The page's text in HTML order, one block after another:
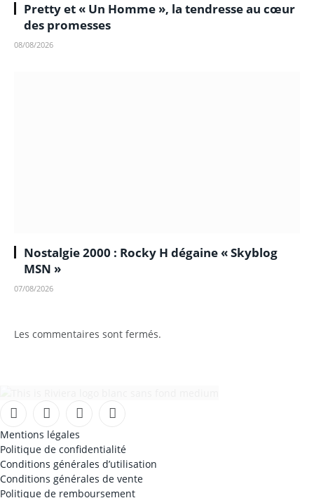
Pretty et « Un Homme », la tendresse au cœur
des promesses
08/08/2026
Nostalgie 2000 : Rocky H dégaine « Skyblog
MSN »
07/08/2026
Les commentaires sont fermés.
FacebookInstagramTikTok
YouTube
Mentions légales
Politique de confidentialité
Conditions générales d’utilisation
Conditions générales de vente
Politique de remboursement